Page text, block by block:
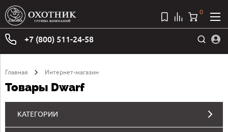
+7 (800) 511-24-58
0
Главная Интернет-магазин
Товары Dwarf
КАТЕГОРИИ